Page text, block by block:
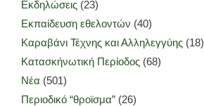
Εκδηλώσεις (23)
Εκπαίδευση εθελοντών (40)
Καραβάνι Τέχνης και Αλληλεγγύης (18)
Κατασκήνωτική Περίοδος (68)
Νέα (501)
Περιοδικό “θροϊσμα” (26)